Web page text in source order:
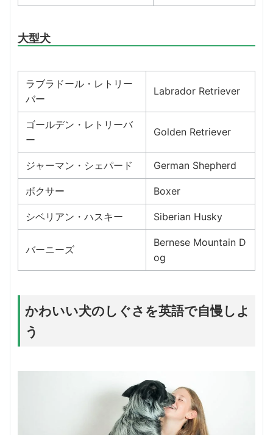
大型犬
ラブラドール・レトリー
バー
Labrador Retriever
ゴールデン・レトリーバ
ー
Golden Retriever
ジャーマン・シェパード German Shepherd
ボクサー Boxer
シベリアン・ハスキー Siberian Husky
バーニーズ
Bernese Mountain D
og
かわいい犬のしぐさを英語で自慢しよ
う